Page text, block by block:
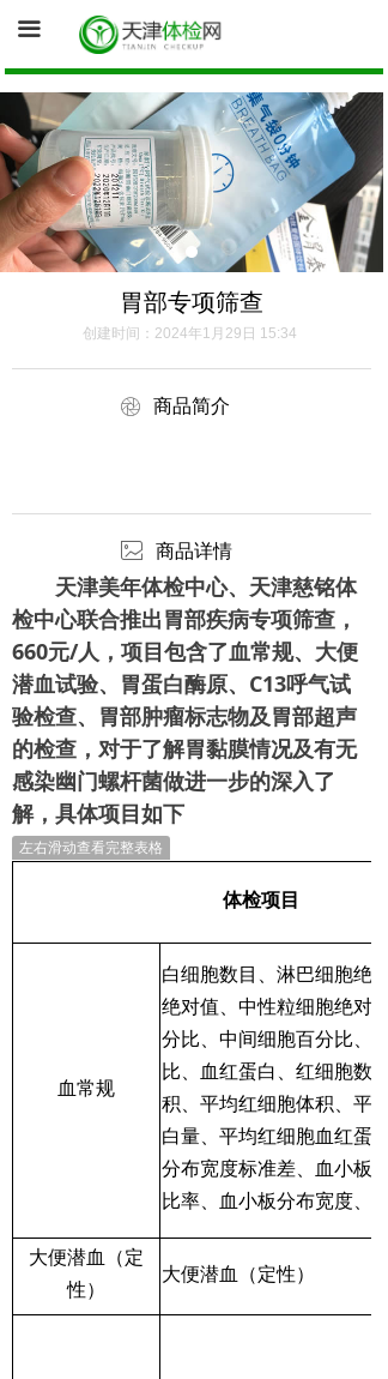
끀
首页
询底价（医院体检中心为您报价）
促销体检卡
体检资讯
健康证体检
胃部专项筛查
商品简介
创建时间： 2024年1月29日 15:34
商品详情
天津美年体检中心、天津慈铭体
检中心联合推出胃部疾病专项筛查，
660元/人，项目包含了血常规、大便
潜血试验、胃蛋白酶原、C13呼气试
验检查、胃部肿瘤标志物及胃部超声
的检查，对于了解胃黏膜情况及有无
感染幽门螺杆菌做进一步的深入了
解，具体项目如下
左右滑动查看完整表格
体检项目
血常规
白细胞数目、淋巴细胞绝
绝对值、中性粒细胞绝对
分比、中间细胞百分比、
比、血红蛋白、红细胞数
积、平均红细胞体积、平
白量、平均红细胞血红蛋
分布宽度标准差、血小板
比率、血小板分布宽度、
大便潜血（定
性）
大便潜血（定性）
ꁵ
ꂈ